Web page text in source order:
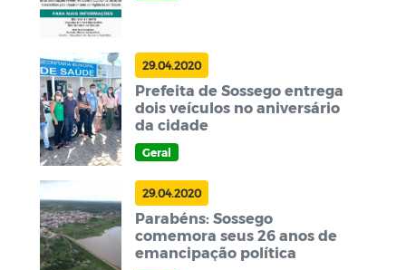
29.04.2020
Prefeita de Sossego entrega
dois veículos no aniversário
da cidade
Geral
29.04.2020
Parabéns: Sossego
comemora seus 26 anos de
emancipação política